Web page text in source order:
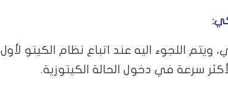
اللجوء اليه عند اتباع نظام الكيتو لأول
سرعة في دخول الحالة الكيتوزية.